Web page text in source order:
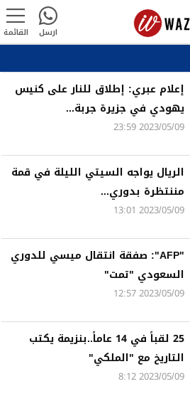
القائمة ارسل
إعلام عبري: إطلاق للنار على كنيس
يهودي في جزيرة جربة...
2023/05/09 23:59
الريال يواجه السيتي الليلة في قمة
مننتظرة بدوري...
2023/05/09 13:01
"AFP": صفقة انتقال ميسي للدوري
السعودي "تمت"
2023/05/09 12:57
25 لقباً في 14 عاماً..بنزيمة يكتب
التاريخ مع "الملكي"
2023/05/09 8:12